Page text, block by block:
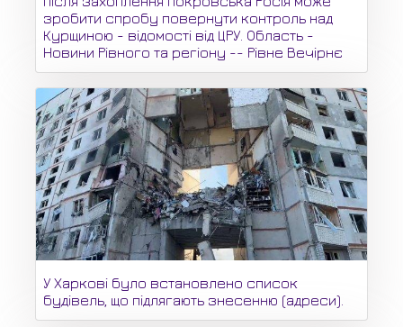
зробити спробу повернути контроль над
Курщиною - відомості від ЦРУ. Область -
Новини Рівного та регіону -- Рівне Вечірнє
У Харкові було встановлено список
будівель, що підлягають знесенню (адреси).